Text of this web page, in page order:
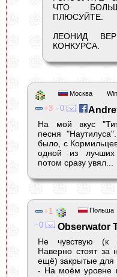
ЧТО
ПЛЮСУЙТЕ.
ЛЕОНИД
КОНКУРСА.
Москва
3 0
На мой вкус
песня
было, с
одной из
потом сразу увял...
Польша
1
0
Obserwator
Не чувствую (к
Наверно стоят за
ещё) закрытые для
- На моём уровне